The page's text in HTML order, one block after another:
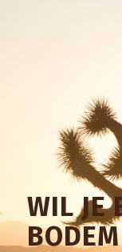
WIL JE
BODEM